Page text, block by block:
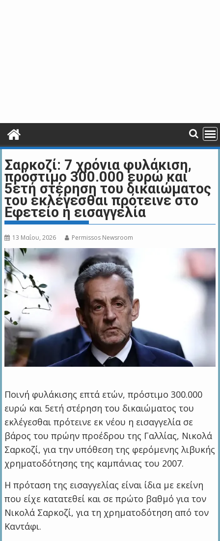
Σαρκοζί: 7 χρόνια φυλάκιση,
πρόστιμο 300.000 ευρώ και
5ετή στέρηση του δικαιώματος
του εκλέγεσθαι πρότεινε στο
Εφετείο η εισαγγελία
13 Μαΐου, 2026 Permissos Newsroom
Ποινή φυλάκισης επτά ετών, πρόστιμο 300.000
ευρώ και 5ετή στέρηση του δικαιώματος του
εκλέγεσθαι πρότεινε εκ νέου η εισαγγελία σε
βάρος του πρώην προέδρου της Γαλλίας, Νικολά
Σαρκοζί, για την υπόθεση της φερόμενης λιβυκής
χρηματοδότησης της καμπάνιας του 2007.
Η πρόταση της εισαγγελίας είναι ίδια με εκείνη
που είχε κατατεθεί και σε πρώτο βαθμό για τον
Νικολά Σαρκοζί, για τη χρηματοδότηση από τον
Καντάφι.